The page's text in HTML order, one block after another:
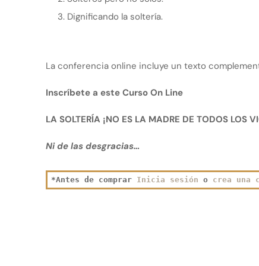
Dignificando la soltería.
La conferencia online incluye un texto
Inscríbete a este Curso On Line
LA SOLTERÍA ¡NO ES LA MADRE DE TODOS LOS
Ni de las desgracias…
*Antes de comprar Inicia sesión o crea una